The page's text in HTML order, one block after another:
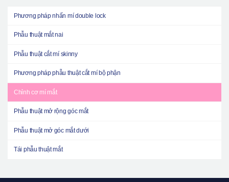
Phương pháp nhấn mí double lock
Phẫu thuật mắt nai
Phẫu thuật cắt mí skinny
Phương pháp phẫu thuật cắt mí bộ phận
Chỉnh cơ mí mắt
Phẫu thuật mở rộng góc mắt
Phẫu thuật mở góc mắt dưới
Tái phẫu thuật mắt